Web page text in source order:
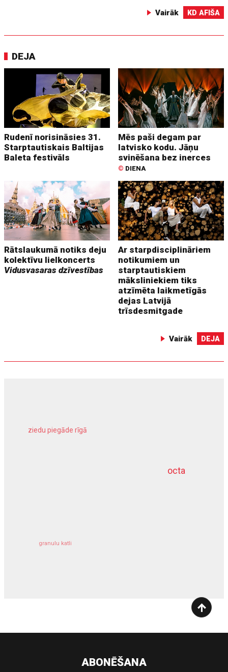
Vairāk KD AFIŠA
DEJA
Rudenī norisināsies 31.
Starptautiskais Baltijas
Baleta festivāls
Mēs paši degam par
latvisko kodu. Jāņu
svinēšana bez inerces
© DIENA
Rātslaukumā notiks deju
kolektīvu lielkoncerts
Vidusvasaras dzīvestības
Ar starpdisciplināriem
notikumiem un
starptautiskiem
māksliniekiem tiks
atzīmēta laikmetīgās
dejas Latvijā
trīsdesmitgade
Vairāk DEJA
octa
ziedu piegāde rīgā
granulu katli
dziļurbums
ABONĒŠANA